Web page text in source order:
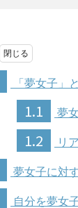
「夢女子」
1.1 夢
1.2 リ
夢女子に対
自分を夢女